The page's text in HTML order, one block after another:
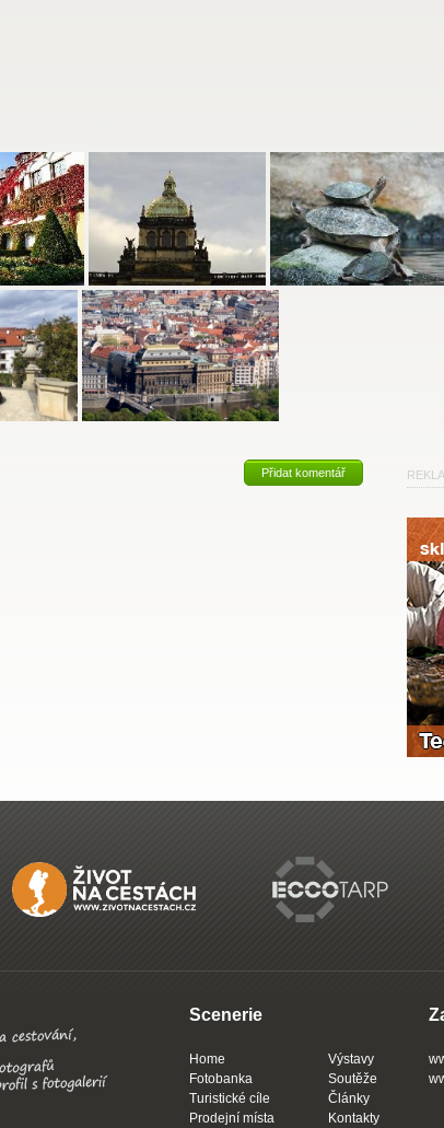
Přidat komentář
Scenerie
Home
Fotobanka
Turistické cíle
Prodejní místa
Výstavy
Soutěže
Články
Kontakty